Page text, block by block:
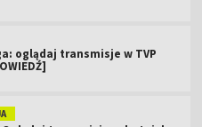
oglądaj transmisje w TVP